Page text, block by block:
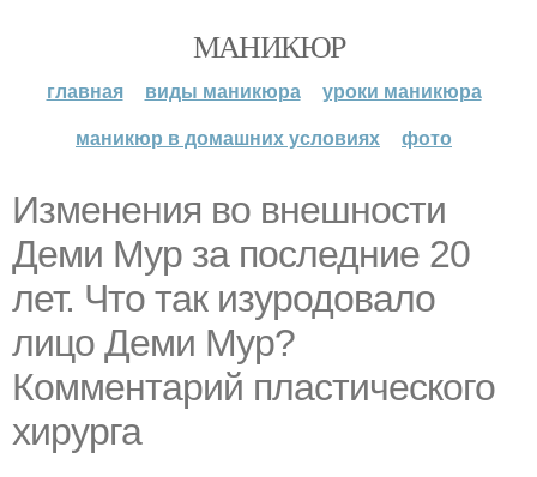
МАНИКЮР
главная виды маникюра
уроки маникюра
маникюр в домашних условиях
фото
Изменения во внешности
Деми Мур за последние 20
лет. Что так изуродовало
лицо Деми Мур?
Комментарий пластического
хирурга